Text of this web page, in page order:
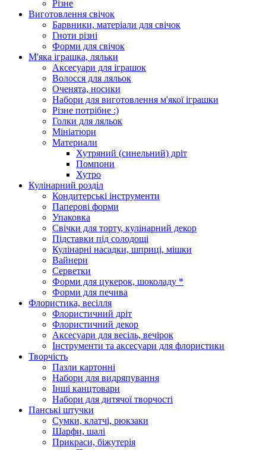
Різне
Виготовлення свічок
Барвники, матеріали для свічок
Гноти різні
Форми для свічок
М'яка іграшка, ляльки
Аксесуари для іграшок
Волосся для ляльок
Оченята, носики
Набори для виготовлення м'якої іграшки
Різне потрібне :)
Голки для ляльок
Мініатюри
Материали
Хутряний (синельний) дріт
Помпони
Хутро
Кулінарний розділ
Кондитерські інструменти
Паперові форми
Упаковка
Свічки для торту, кулінарний декор
Підставки під солодощі
Кулінарні насадки, шприці, мішки
Вайнери
Серветки
Форми для цукерок, шоколаду *
Форми для печива
Флористика, весілля
Флористичний дріт
Флористичний декор
Аксесуари для весіль, вечірок
Інструменти та аксесуари для флористики
Творчість
Пазли картонні
Набори для видряпування
Інші канцтовари
Набори для дитячої творчості
Панські штучки
Сумки, клатчі, рюкзаки
Шарфи, шалі
Прикраси, біжутерія